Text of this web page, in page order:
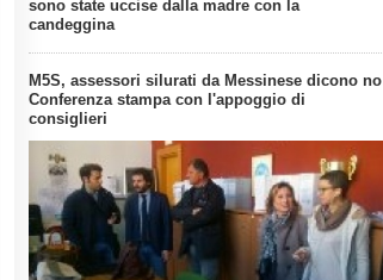
sono state uccise dalla madre con la
candeggina
M5S, assessori silurati da Messinese dicono no
Conferenza stampa con l'appoggio di
consiglieri